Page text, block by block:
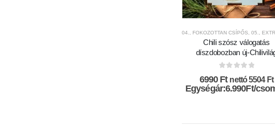
04., FOKOZOTTAN CSÍPŐS, 05., EXTRA
Chili szósz válogatás
díszdobozban új-
6990 Ft nettó5504 Ft
Egységár:6.990Ft/